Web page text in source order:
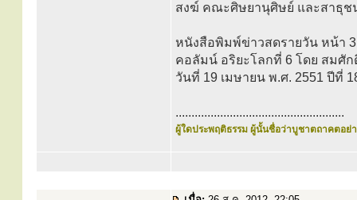
สงฆ์ คณะศิษยานุศิษย์ และสาธุช
หนังสือพิมพ์ข่าวสดรายวัน หน้า
คอลัมน์ อริยะโลกที่ 6 โดย สมศัก
วันที่ 19 เมษายน พ.ศ. 2551 ปีที่
.....................................................
ผู้ใดประพฤติธรรม ผู้นั้นชื่อว่าบูชาตถาคตอย่า